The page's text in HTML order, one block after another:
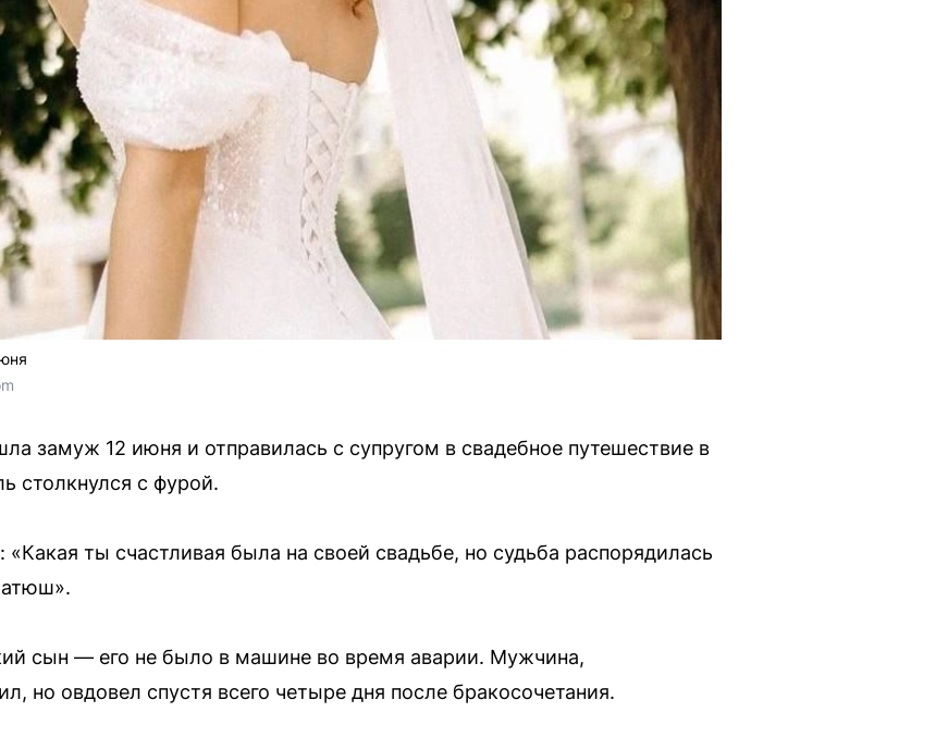
замуж 12 июня и отправилась с супругом в свадебное путешествие в
столкнулся с фурой.
ты счастливая была на своей свадьбе, но судьба распорядилась
сын — его не было в машине во время аварии. Мужчина,
но овдовел спустя всего четыре дня после бракосочетания.